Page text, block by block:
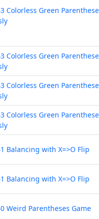
Colorless Green
Colorless Green
Colorless Green
Colorless Green
Balancing with X=>O Flip
Balancing with X=>O Flip
Weird Parentheses Game